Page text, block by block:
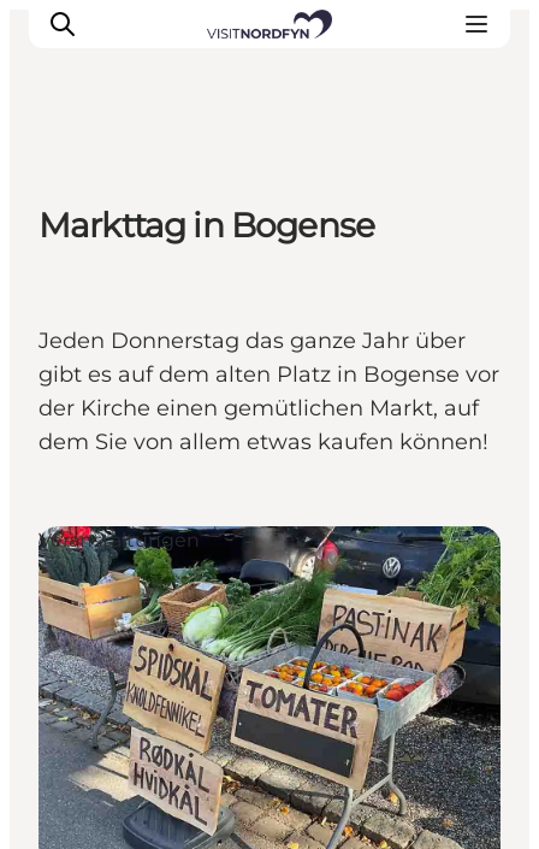
Erleben
Eventkalender
Erlebnisbuchung
Für Kinder
Markttag in Bogense
Jeden Donnerstag das ganze Jahr über
gibt es auf dem alten Platz in Bogense vor
der Kirche einen gemütlichen Markt, auf
dem Sie von allem etwas kaufen können!
Veranstaltungen